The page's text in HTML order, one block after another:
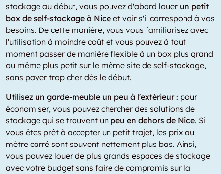
stockage au début, vous pouvez d'abord louer un petit
box de self-stockage à Nice et voir s'il correspond à vos
besoins. De cette manière, vous vous familiarisez avec
l'utilisation à moindre coût et vous pouvez à tout
moment passer de manière flexible à un box plus grand
ou même plus petit sur le même site de self-stockage,
sans payer trop cher dès le début.
Utilisez un garde-meuble un peu à l'extérieur : pour
économiser, vous pouvez chercher des solutions de
stockage qui se trouvent un peu en dehors de Nice. Si
vous êtes prêt à accepter un petit trajet, les prix au
mètre carré sont souvent nettement plus bas. Ainsi,
vous pouvez louer de plus grands espaces de stockage
avec votre budget sans faire de compromis sur la